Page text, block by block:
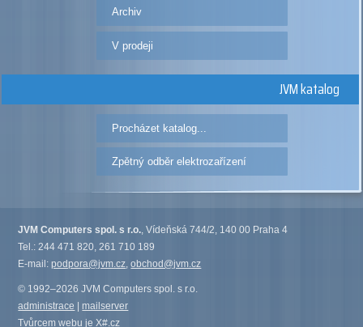
Archiv
V prodeji
JVM katalog
Procházet katalog...
Zpětný odběr elektrozařízení
JVM Computers spol. s r.o., Vídeňská 744/2, 140 00 Praha 4
Tel.: 244 471 820, 261 710 189
E-mail:podpora@jvm.cz,obchod@jvm.cz
© 1992–2026 JVM Computers spol. s r.o.
administrace |mailserver
Tvůrcem webu jeX#.cz